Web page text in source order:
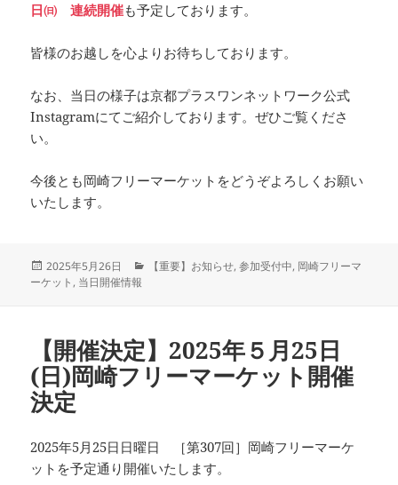
日㈰ 連続開催も予定しております。
皆様のお越しを心よりお待ちしております。
なお、当日の様子は京都プラスワンネットワーク公式
Instagramにてご紹介しております。ぜひご覧くださ
い。
今後とも岡崎フリーマーケットをどうぞよろしくお願い
いたします。
投
稿
2025年5月26日
カ【重要】お知らせ,参加受付中, 岡崎フリーマ
ーケット , 当日開催情報
【開催決定】2025年５月25日
(日)岡崎フリーマーケット開催
決定
2025年5月25日日曜日 ［第307回］岡崎フリーマーケ
ットを予定通り開催いたします。